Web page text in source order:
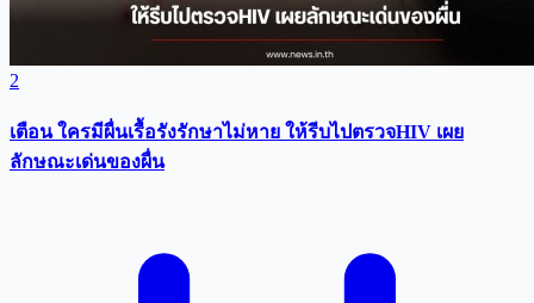
2
เตือน ใครมีผื่นเรื้อรังรักษาไม่หาย ให้รีบไปตรวจHIV เผย
ลักษณะเด่นของผื่น